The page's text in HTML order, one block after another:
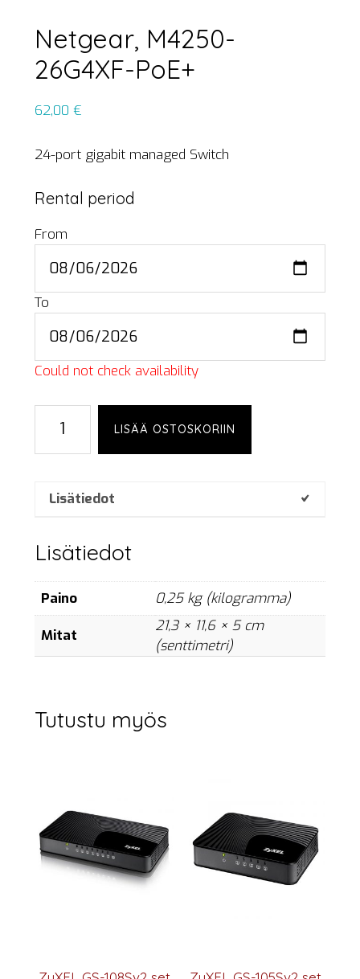
Netgear, M4250-
26G4XF-PoE+
62,00 €
24-port gigabit managed Switch
Rental period
From
To
Could not check availability
M4250-
26G4XF-
määrä
LISÄÄ OSTOSKORIIN
Lisätiedot
Lisätiedot
Paino
0,25 kg (kilogramma)
Mitat
21,3 × 11,6 × 5 cm
(senttimetri)
Tutustu myös